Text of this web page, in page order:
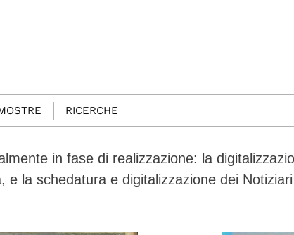
RICERCHE
in fase di realizzazione: la
e la schedatura e digitalizzazione dei